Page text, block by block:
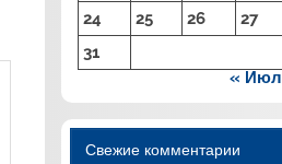
24
25 26 27
31
« Июл
Свежие комментарии